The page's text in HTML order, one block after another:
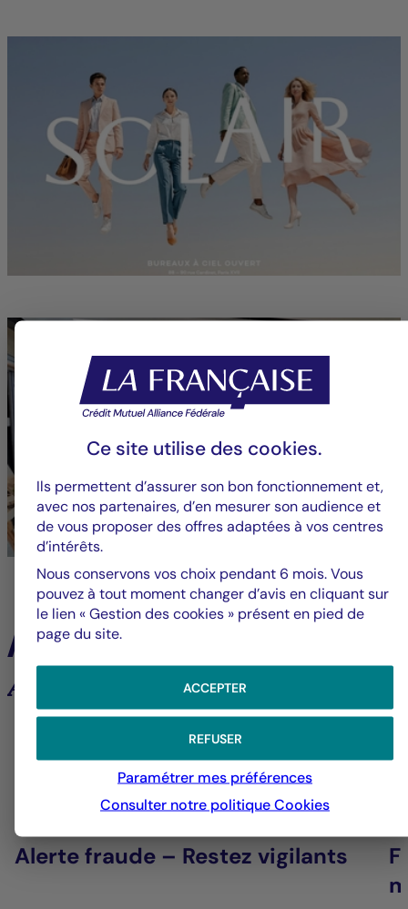
À la une
Analyses et tendances des marchés
Groupe La Française
Alerte fraude – Restez vigilants
Ce site utilise des cookies.
Ils permettent d’assurer son bon fonctionnement et,
avec nos partenaires, d’en mesurer son audience et
de vous proposer des offres adaptées à vos centres
d’intérêts.
Nous conservons vos choix pendant 6 mois. Vous
pouvez à tout moment changer d’avis en cliquant sur
le lien « Gestion des cookies » présent en pied de
page du site.
ACCEPTER
REFUSER
Paramétrer mes préférences
Consulter notre politiqueCookies